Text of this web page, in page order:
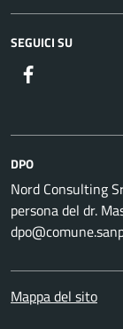
SEGUICI SU
DPO
Nord Consulting
persona del dr.
Mappa del sito